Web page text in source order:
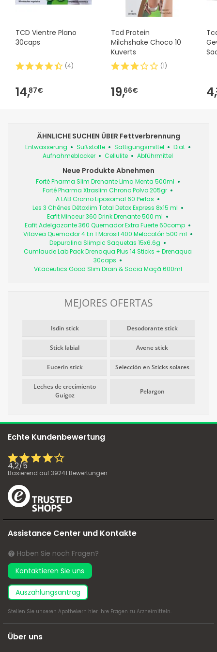
TCD Vientre Plano
30caps
(4)
14,87€
Tcd Protein
Milchshake Choco 10
Kuverts
(1)
19,66€ 4,
ÄHNLICHE SUCHEN ÜBER Fettverbrennung
Entwässerung Süßstoffe Sättigungsmittel
Diät
Aufnahmeblocker
Cellulite Abführmittel
Neue Produkte Abnehmen
Forté Pharma Slim Drenante Lima Menta 500ml
Forté Pharma Xtraslim Chrono Polvo 205gr
A LAB Cromo Liposomal 60 Perlas
Les 3 Chênes Détoxlim Total Detox Express 8x15 ml
Eafit Minceur 360 Drink Drenante 500 ml
Eafit Adelgazante 360 Quemador Extra Fuerte 60comp
Vitavea Quemador 4 En 1 Morosil 400 Melocotón 500 ml
Depuralina Slimpic Saquetas 15x6.6g
Cumlaude Lab Pack Drenaqua Plus 14 Sticks + Drenaqua
30caps
Vitaceutics Good Slim Drain & Sacia Maçã 600ml
MEJORES OFERTAS
Isdin stick Desodorante stick
Stick labial Avene stick
Eucerin stick Selección en Sticks solares
Leches de crecimiento
Guigoz
Pelargon
Echte Kundenbewertung
4,2/5
Basierend auf39241 Bewertungen
Assistance Center und Kontakte
Haben Sie noch Fragen?
Kontaktieren Sie uns
Auszahlungsantrag
Stellen Sie unseren Apothekern hier Ihre Fragen zu Arzneimitteln.
Über uns